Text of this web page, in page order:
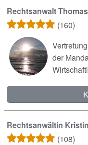
Rechtsanwalt
(160)
der
Rechtsanwältin
(108)